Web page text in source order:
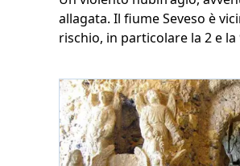
allagata. Il fiume Seveso è
rischio, in particolare la 2 e